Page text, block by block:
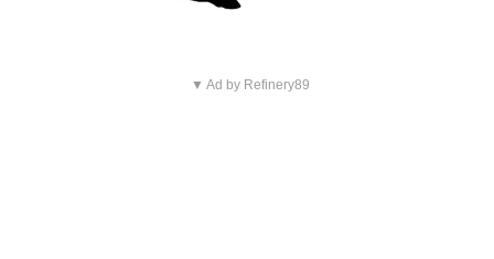
▼ Ad by Refinery89